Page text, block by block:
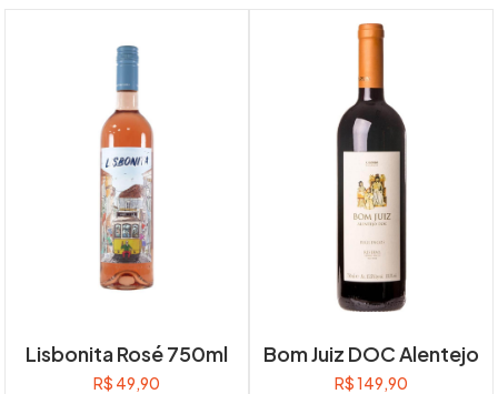
Lisbonita Rosé 750ml
R$ 49,90
Bom Juiz DOC Alentejo
R$149,90